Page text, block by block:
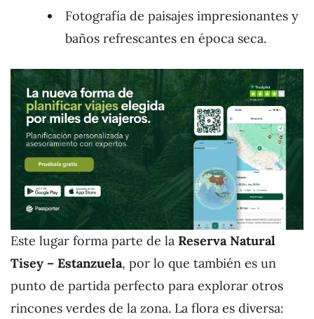
Fotografía de paisajes impresionantes y
baños refrescantes en época seca.
Este lugar forma parte de la Reserva Natural
Tisey – Estanzuela, por lo que también es un
punto de partida perfecto para explorar otros
rincones verdes de la zona. La flora es diversa: